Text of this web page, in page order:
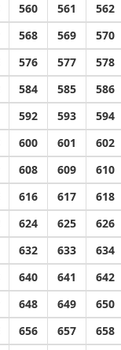
560 561 562
568 569 570
576 577 578
584 585 586
592 593 594
600 601 602
608 609 610
616 617 618
624 625 626
632 633 634
640 641 642
648 649 650
656 657 658